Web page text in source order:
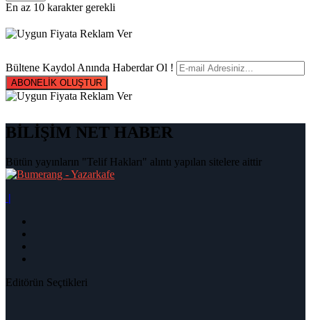
En az 10 karakter gerekli
Bültene Kaydol Anında Haberdar Ol !
ABONELİK OLUŞTUR
BİLİŞİM NET HABER
Bütün yayınların "Telif Hakları" alıntı yapılan sitelere aittir
|
Editörün Seçtikleri